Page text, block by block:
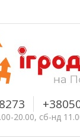
20.00, сб-нд